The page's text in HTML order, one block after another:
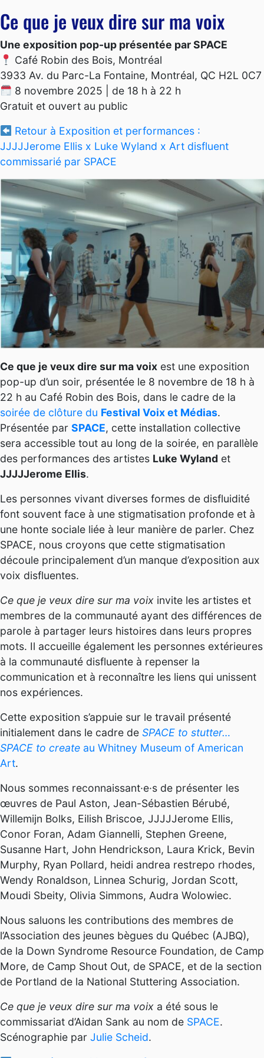
Ce que je veux dire sur ma voix
Une exposition pop-up présentée par SPACE
Café Robin des Bois, Montréal
3933 Av. du Parc-La Fontaine, Montréal, QC H2L 0C7
8 novembre 2025 | de 18 h à 22 h
Gratuit et ouvert au public
Retour à Exposition et performances :
JJJJJerome Ellis x Luke Wyland x Art disfluent
commissarié par SPACE
Ce que je veux dire sur ma voix est une exposition
pop-up d’un soir, présentée le 8 novembre de 18 h à
22 h au Café Robin des Bois, dans le cadre de la
soirée de clôture du Festival Voix et Médias.
Présentée par SPACE, cette installation collective
sera accessible tout au long de la soirée, en parallèle
des performances des artistes Luke Wyland et
JJJJJerome Ellis.
Les personnes vivant diverses formes de disfluidité
font souvent face à une stigmatisation profonde et à
une honte sociale liée à leur manière de parler. Chez
SPACE, nous croyons que cette stigmatisation
découle principalement d’un manque d’exposition aux
voix disfluentes.
Ce que je veux dire sur ma voix invite les artistes et
membres de la communauté ayant des différences de
parole à partager leurs histoires dans leurs propres
mots. Il accueille également les personnes extérieures
à la communauté disfluente à repenser la
communication et à reconnaître les liens qui unissent
nos expériences.
Cette exposition s’appuie sur le travail présenté
initialement dans le cadre de SPACE to stutter…
SPACE to create au Whitney Museum of American
Art.
Nous sommes reconnaissant·e·s de présenter les
œuvres de Paul Aston, Jean-Sébastien Bérubé,
Willemijn Bolks, Eilish Briscoe, JJJJJerome Ellis,
Conor Foran, Adam Giannelli, Stephen Greene,
Susanne Hart, John Hendrickson, Laura Krick, Bevin
Murphy, Ryan Pollard, heidi andrea restrepo rhodes,
Wendy Ronaldson, Linnea Schurig, Jordan Scott,
Moudi Sbeity, Olivia Simmons, Audra Wolowiec.
Nous saluons les contributions des membres de
l’Association des jeunes bègues du Québec (AJBQ),
de la Down Syndrome Resource Foundation, de Camp
More, de Camp Shout Out, de SPACE, et de la section
de Portland de la National Stuttering Association.
Ce que je veux dire sur ma voix a été sous le
commissariat d’Aidan Sank au nom de SPACE.
Scénographie par Julie Scheid.